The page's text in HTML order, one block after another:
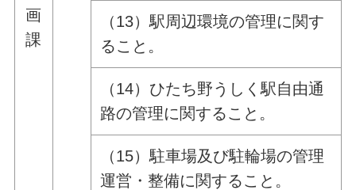
画
課
（13）駅周辺環境の管理に関す
ること。
（14）ひたち野うしく駅自由通
路の管理に関すること。
（15）駐車場及び駐輪場の管理
運営・整備に関すること。